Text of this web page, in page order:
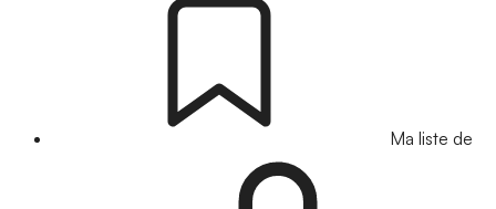
Ma liste de